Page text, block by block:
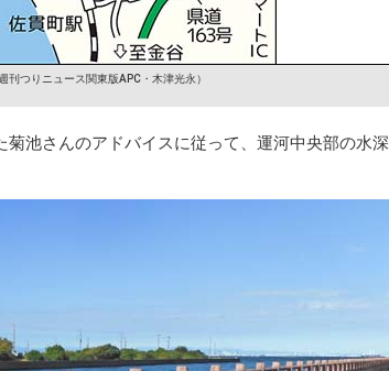
刊つりニュース関東版APC・木津光永）
池さんのアドバイスに従って、運河中央部の水深